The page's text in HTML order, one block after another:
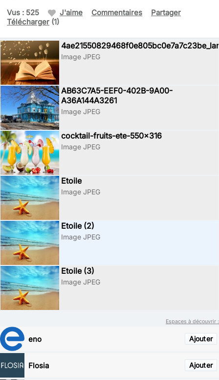
Vus : 525 J'aime Commentaires
Partager
Télécharger (1)
Image JPEG
AB63C7A5-EEF0-402B-9A00-
A36A144A3261
Image JPEG
cocktail-fruits-ete-550x316
Image JPEG
Etoile
Image JPEG
Etoile (2)
Image JPEG
Etoile (3)
Image JPEG
Espaces à découvrir :
Ajouter
eno
Ajouter
Flosia